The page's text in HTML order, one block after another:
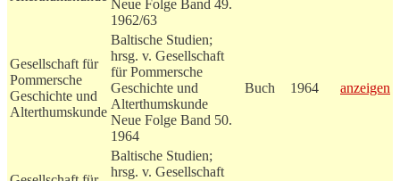
Neue Folge Band 49.
1962/63
Gesellschaft für
Pommersche
Geschichte und
Alterthumskunde
Baltische Studien;
hrsg. v. Gesellschaft
für Pommersche
Geschichte und
Alterthumskunde
Neue Folge Band 50.
1964
Buch 1964 anzeigen
Baltische Studien;
hrsg. v. Gesellschaft